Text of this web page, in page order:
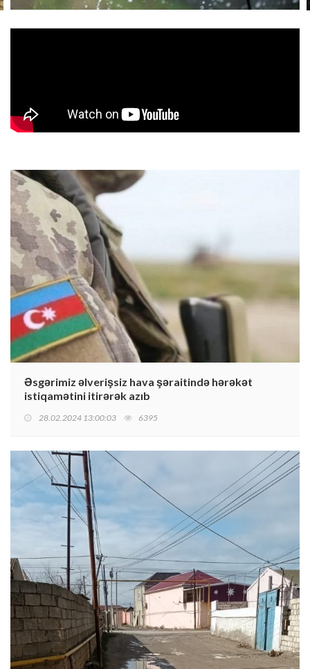
Əsgərimiz əlverişsiz hava şəraitində hərəkət
istiqamətini itirərək azıb
28.02.2024 13:00:03 6395